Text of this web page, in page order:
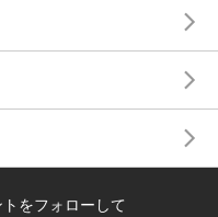
をフォローして